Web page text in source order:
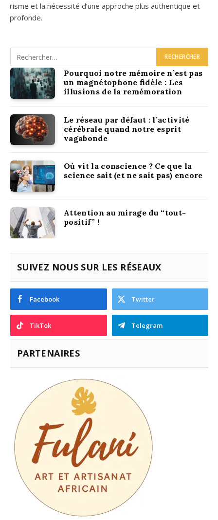
risme et la néces­si­té d’une approche plus authen­tique et
pro­fonde.
Pourquoi notre mémoire n’est pas
un magnétophone fidèle : Les
illusions de la remémoration
Le réseau par défaut : l’activité
cérébrale quand notre esprit
vagabonde
Où vit la conscience ? Ce que la
science sait (et ne sait pas) encore
Attention au mirage du “tout-
positif” !
SUIVEZ NOUS SUR LES RÉSEAUX
Facebook Twitter
TikTok Telegram
PARTENAIRES